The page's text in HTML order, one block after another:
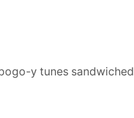
y tunes